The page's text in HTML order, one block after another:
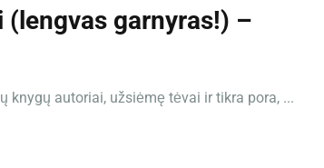
garnyras!) –
knygų autoriai, užsiėmę tėvai ir tikra pora, ...